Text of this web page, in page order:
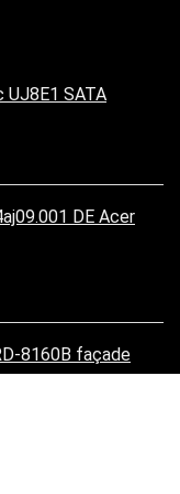
UJ8E1 SATA
DE Acer
8160B façade